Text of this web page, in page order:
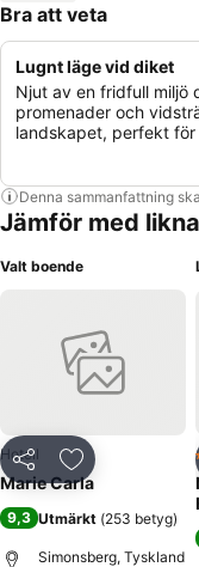
Bra att veta
Lugnt läge vid diket
Njut av en fridfull miljö
promenader och
landskapet, perfekt
Denna sammanfattning
Jämför med
Valt boende
Dela Lägg till i
Hotell
Marie Carla
9,3 Utmärkt (253 betyg)
Simonsberg, Tyskland